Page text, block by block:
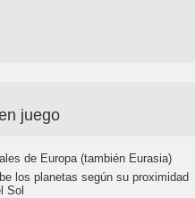
juego
de Europa (también Eurasia)
los planetas según su proximidad
Sol